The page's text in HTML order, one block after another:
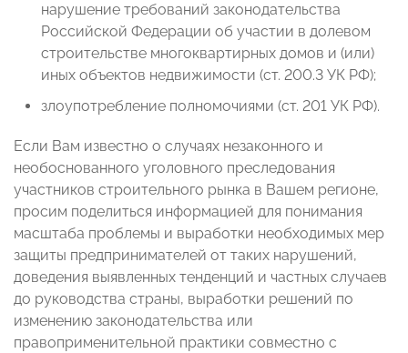
нарушение требований законодательства
Российской Федерации об участии в долевом
строительстве многоквартирных домов и (или)
иных объектов недвижимости (ст. 200.3 УК РФ);
злоупотребление полномочиями (ст. 201 УК РФ).
Если Вам известно о случаях незаконного и
необоснованного уголовного преследования
участников строительного рынка в Вашем регионе,
просим поделиться информацией для понимания
масштаба проблемы и выработки необходимых мер
защиты предпринимателей от таких нарушений,
доведения выявленных тенденций и частных случаев
до руководства страны, выработки решений по
изменению законодательства или
правоприменительной практики совместно с